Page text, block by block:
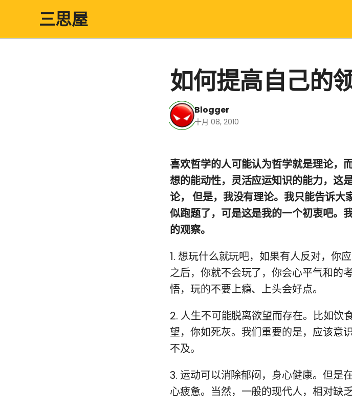
三思屋
如何提高自己的
Blogger
十月 08, 2010
喜欢哲学的人可能认为哲学就是理论，
想的能动性，灵活应运知识的能力，这
论， 但是，我没有理论。我只能告诉
似跑题了，可是这是我的一个初衷吧。
的观察。
1. 想玩什么就玩吧，如果有人反对，你
之后，你就不会玩了，你会心平气和的
悟，玩的不要上瘾、上头会好点。
2. 人生不可能脱离欲望而存在。比如饮
望，你如死灰。我们重要的是，应该意
不及。
3. 运动可以消除郁闷，身心健康。但是
心疲惫。当然，一般的现代人，相对缺乏